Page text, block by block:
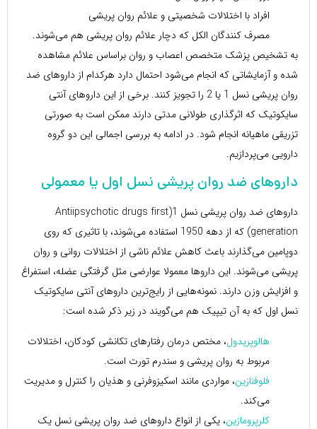
افراد با اختلالات شخصیتی و علائم روان پریشی
مصرف کنندگان الکل که دچار علائم روان پریشی هم می‌شوند.
به تشخیص پزشک متخصص اعصاب و روان براساس علائم مشاهده
شده و آزمایشاتی که انجام می‌شود احتمال دارد هرکدام از داروهای ضد
روان پریشی نسل 1 یا 2 را تجویز کنند. برخی از این داروهای آنتی
سایکوتیک که اثرگذاری طولانی مدتی دارند ممکن است به صورتی
تزریقی ماهیانه انجام شود. در ادامه به بررسی اجمالی این دو گروه
دارویی می‌پردازیم.
داروهای ضد روان پریشی نسل اول یا معمولی
داروهای ضد روان پریشی نسل 1(Antiipsychotic drugs first
generation) که از دهه 1950 استفاده می‌شوند، با تاثیری که روی
دوپامین می‌گذارند باعث کاهش علائم ناشی از اختلالات روانی و روان
پریشی می‌شوند. این داروها معمولا عوارضی مثل گرفتگی عضله، استفراغ
و افزایش وزن دارند. نمونه‌هایی از رایج‌ترین داروهای آنتی سایکوتیک
نسل اول که به آن تیپیک هم می‌گویند در زیر ذکر شده است:
هالوپریدول، مختص درمان رفتارهای تکانشی کودکان، اختلالات
مربوط به روان پریشی و سندرم تورت است.
فلوفنازین، مواردی مانند اسکیزوفرنی و هذیان را کنترل و مدیریت
می‌کند.
کلرپرومازین، یکی از انواع داروهای ضد روان پریشی نسل یک